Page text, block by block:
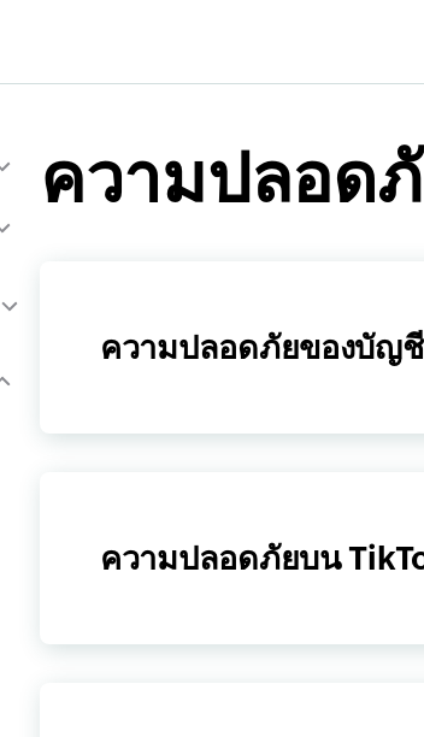
ความปลอด
ความปลอดภัยของบัญชี
ความปลอดภัยบน